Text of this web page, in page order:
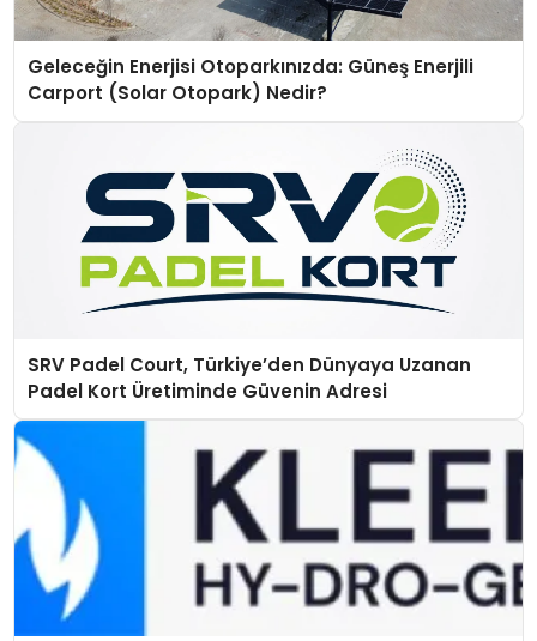
Geleceğin Enerjisi Otoparkınızda: Güneş Enerjili
Carport (Solar Otopark) Nedir?
SRV Padel Court, Türkiye’den Dünyaya Uzanan
Padel Kort Üretiminde Güvenin Adresi